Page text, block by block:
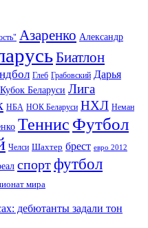
Азаренко Александр
Биатлон
Глеб Грабовский Дарья
Кубок Беларуси Лига
НБА НОК Беларуси НХЛ Неман
Теннис Футбол
Челси Шахтер брест евро 2012
спортфутбол
мира
дебютанты задали тон